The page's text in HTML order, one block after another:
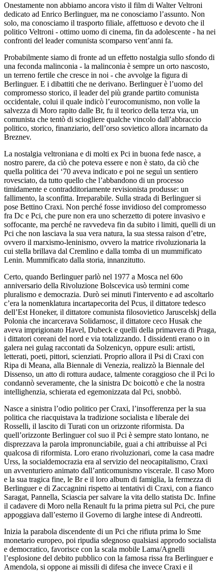
Onestamente non abbiamo ancora visto il film di Walter Veltroni
dedicato ad Enrico Berlinguer, ma ne conosciamo l’assunto. Non
solo, ma conosciamo il trasporto filiale, affettuoso e devoto che il
politico Veltroni - ottimo uomo di cinema, fin da adolescente - ha nei
confronti del leader comunista scomparso vent’anni fa.
Probabilmente siamo di fronte ad un effetto nostalgia sullo sfondo di
una feconda malinconia - la malinconia è sempre un orto nascosto,
un terreno fertile che cresce in noi - che avvolge la figura di
Berlinguer. E i dibattiti che ne derivano. Berlinguer è l’uomo del
compromesso storico, il leader del più grande partito comunista
occidentale, colui il quale indicò l’eurocomunismo, non volle la
salvezza di Moro rapito dalle Br, fu il teorico della terza via, un
comunista che tentò di sciogliere qualche vincolo dall’abbraccio
politico, storico, finanziario, dell’orso sovietico allora incarnato da
Breznev.
La nostalgia veltroniana e di molti ex Pci in buona fede nasce, a
nostro parere, da ciò che poteva essere e non è stato, da ciò che
quella politica dei ‘70 aveva indicato e poi ne seguì un sentiero
rovesciato, da tutto quello che l’abbandono di un processo
timidamente e contradditoriamente revisionista produsse: un
fallimento, la sconfitta. Irreparabile. Sulla strada di Berlinguer si
pose Bettino Craxi. Non perché fosse invidioso del compromesso
fra Dc e Pci, che pure non era uno scherzetto di potere invasivo e
soffocante, ma perché ne ravvedeva fin da subito i limiti, quelli di un
Pci che non lasciava la sua vera natura, la sua stessa raison d’etre,
ovvero il marxismo-leninismo, ovvero la matrice rivoluzionaria la
cui stella brillava dal Cremlino e dalla tomba di un mummificato
Lenin. Mummificato dalla storia, innanzitutto.
Certo, quando Berlinguer parlò nel 1977 a Mosca nel 60o
anniversario della Rivoluzione Bolscevica usò termini come
pluralismo e democrazia. Durò sei minuti l'intervento e ad ascoltarlo
c’era la nomenklatura incartapecorita del Pcus, il dittatore tedesco
dell’Est Honeker, il dittatore comunista filosovietico Jaruscelskj della
Polonia che incarcerava Solidarnosc, il dittatore ceco Husak che
aveva imprigionato Havel, Dubeck e quelli della primavera di Praga,
i dittatori coreani del nord e via totalizzando. I dissidenti erano o in
galera nei gulag raccontati da Solzenicyn, oppure esuli: artisti,
letterati, poeti, pittori, scienziati. Proprio allora il Psi di Craxi con
Ripa di Meana, alla Biennale di Venezia, realizzò la Biennale del
Dissenso, un atto di rottura audace, talmente coraggioso che il Pci lo
condannò severamente, che la sinistra Dc boicottò e che la nostra
intellighenzia, schierata ed egemonizzata dal Pci, snobbò.
Nasce a sinistra l’odio politico per Craxi, l’insofferenza per la sua
politica che riacquistava la tradizione socialista e liberale dei
Rosselli, il lascito di Turati con un orizzonte riformista. Da
quell’orizzonte Berlinguer col suo il Pci è sempre stato lontano, ne
disprezzava la parola impronunciabile, guai a chi attribuisse al Pci
qualcosa di riformista. Loro erano rivoluzionari, come la casa madre
Urss, la socialdemocrazia era al servizio del neocapitalismo, Craxi
un avventuriero animato dall’anticomunismo viscerale. Il caso Moro
e la sua tragica fine, le Br e il loro album di famiglia, la fermezza di
Berlinguer e di Zaccagnini rispetto ai tentativi di Craxi, con a fianco
Saragat, Pannella, Sciascia per salvare la vita dello statista Dc. Infine
il cadavere di Moro nella Renault fu la prima pietra sul Pci, che pure
appoggiava dall’esterno il Governo di larghe intese di Andreotti.
Inizia la parabola discendente di un Pci che rifiuta prima lo Sme
monetario europeo, poi ripudia sdegnoso qualsiasi approdo socialista
e democratico, favorisce con la scala mobile Lama/Agnelli
l’esplosione del debito pubblico con la famosa rissa fra Berlinguer e
Amendola, si oppone ai missili di difesa che invece Craxi e il